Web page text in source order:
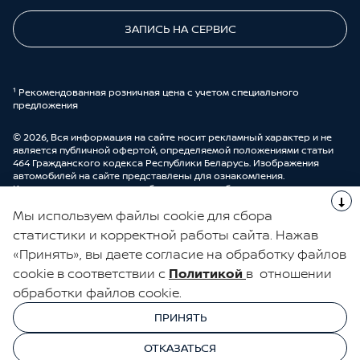
ЗАПИСЬ НА СЕРВИС
¹ Рекомендованная розничная цена с учетом специального
предложения
© 2026, Вся информация на сайте носит рекламный характер и не
является публичной офертой, определяемой положениями статьи
464 Гражданского кодекса Республики Беларусь. Изображения
автомобилей на сайте представлены для ознакомления.
Комплектации и цены могут быть изменены без предварительного
автоцентре ООО “ДрайвМоторс”.
ЭЛЕКТРОННАЯ КНИГА ОТЗЫВОВ
© 2026, УНП 191111259
ООО "ДрайвМоторс"
УНП 191111259 ООО "ДрайвМоторс"
Мы используем файлы cookie для сбора
статистики и корректной работы сайта. Нажав
«Принять», вы даете согласие на обработку файлов
cookie в соответствии с Политикой в отношении
обработки файлов cookie.
ПРИНЯТЬ
ОТКАЗАТЬСЯ